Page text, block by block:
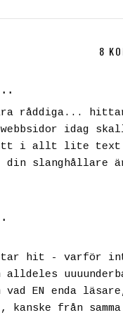
8
råddiga... hittar
idag
i allt lite text...
slanghållare
hit - varför
alldeles
EN enda
kanske från